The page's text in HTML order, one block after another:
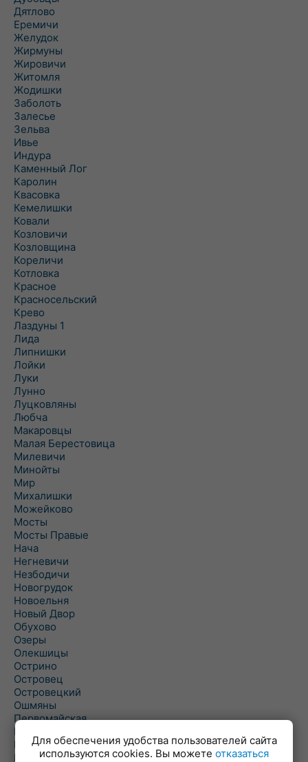
Дятлово
Еремичи
Желудок
Жирмуны
Жировичи
Житомля
Жодишки
Заболоть
Залесье
Зельва
Ивье
Индура
Каменный Лог
Каролин
Квасовка
Кемелишки
Ковали
Козловичи
Козловщина
Кореличи
Котловка
Красное
Красносельский
Крево
Лаздуны 1
Лида
Липнишки
Лойки
Луки
Лунно
Луцковляны
Любча
Макаровцы
Малая Берестовица
Милевичи
Минойты
Мир
Михалишки
Можейково
Мосты
Мосты Правые
Нача
Негневичи
Незбодичи
Новогрудок
Новоельня
Новый Двор
Обухово
Озеры
Олекшицы
Острино
Островец
Островецкий
Ошмяны
Первомайская
Первомайский
Пески
Петревичи
Для обеспечения удобства пользователей сайта
используются cookies. Вы можете отказаться